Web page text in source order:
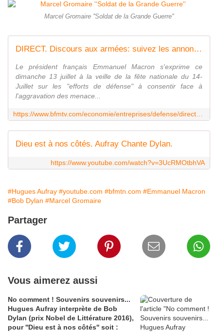
Marcel Gromaire ''Soldat de la Grande Guerre''
DIRECT. Discours aux armées: suivez les annonces d'Emmanuel Macron
Le président français Emmanuel Macron s'exprime ce
dimanche 13 juillet à la veille de la fête nationale du 14-
Juillet sur les "efforts de défense" à consentir face à
l'aggravation des menace...
Dieu est à nos côtés. Aufray Chante Dylan.
https://www.youtube.com/watch?v=3UcRMOtbhVA
#Hugues Aufray #youtube.com #bfmtn.com #Emmanuel Macron
#Bob Dylan #Marcel Gromaire
Partager
Vous aimerez aussi
No comment ! Souvenirs souvenirs...
Hugues Aufray interprète de Bob
Dylan (prix Nobel de Littérature 2016),
pour ''Dieu est à nos côtés'' soit :